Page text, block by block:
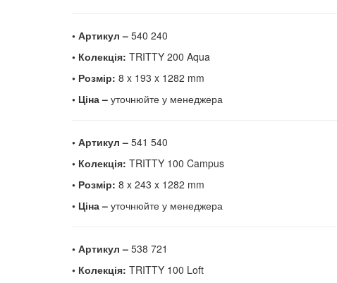
• Артикул – 540 240
• Колекція: TRITTY 200 Aqua
• Розмір: 8 x 193 x 1282 mm
• Ціна – уточнюйте у менеджера
• Артикул – 541 540
• Колекція: TRITTY 100 Campus
• Розмір: 8 x 243 x 1282 mm
• Ціна – уточнюйте у менеджера
• Артикул – 538 721
• Колекція: TRITTY 100 Loft